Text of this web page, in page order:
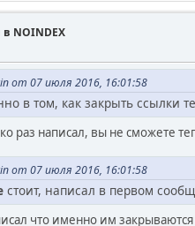
NOINDEX
от 07 июля 2016, 16:01:58
в том, как закрыть ссылки
раз написал, вы не сможете
от 07 июля 2016, 16:01:58
стоит, написал в первом
что именно им